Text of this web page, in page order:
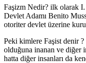
Faşizm Nedir? ilk olarak I.
Devlet Adamı Benito
otoriter devlet üzerine
Peki kimlere Faşist denir
olduğuna inanan ve diğer
hatta diğer insanları da